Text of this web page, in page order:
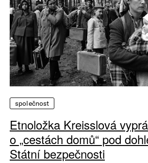
společnost
Etnoložka Kreisslová
o „cestách domů“ pod
Státní bezpečnosti